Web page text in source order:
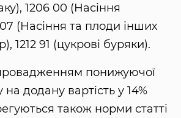
1206 00 (Насіння
(Насіння та плоди інших
1212 91 (цукрові буряки).
понижуючої
на додану вартість у 14%
також норми статті